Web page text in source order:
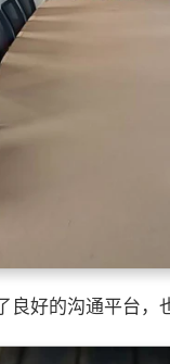
良好的沟通平台